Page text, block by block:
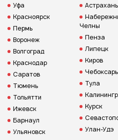
Уфа
Красноярск
Пермь
Воронеж
Волгоград
Краснодар
Саратов
Тюмень
Тольятти
Ижевск
Барнаул
Ульяновск
Астрахань
Челны
Пенза
Липецк
Киров
Тула
Курск
Улан-Удэ